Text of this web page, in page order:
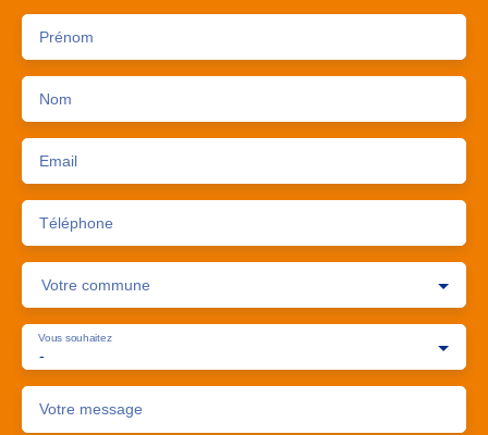
Prénom
Nom
Email
Téléphone
Votre commune
-
Vous souhaitez
Votre message